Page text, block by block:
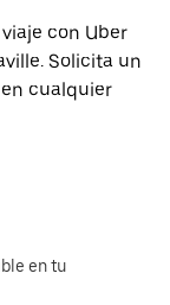
con Uber
Solicita un
cualquier
en tu